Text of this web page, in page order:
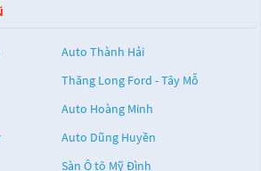
Auto Thành Hải
Thăng Long Ford - Tây Mỗ
Auto Hoàng Minh
Auto Dũng Huyền
Sàn Ô tô Mỹ Đình